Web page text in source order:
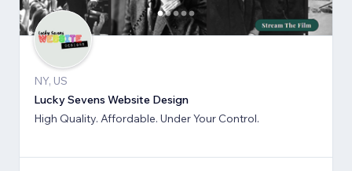
NY, US
Lucky Sevens Website Design
High Quality. Affordable. Under Your Control.